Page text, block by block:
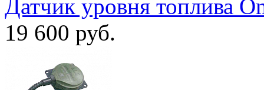
Датчик уровня топлива
19 600 руб.